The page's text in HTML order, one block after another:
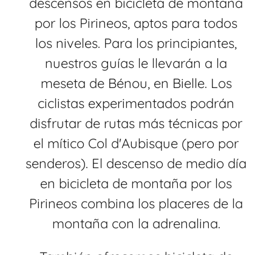
por los Pirineos, aptos para todos
los niveles. Para los principiantes,
nuestros guías le llevarán a la
meseta de Bénou, en Bielle. Los
ciclistas experimentados podrán
disfrutar de rutas más técnicas por
el mítico Col d'Aubisque (pero por
senderos). El descenso de medio día
en bicicleta de montaña por los
Pirineos combina los placeres de la
montaña con la adrenalina.